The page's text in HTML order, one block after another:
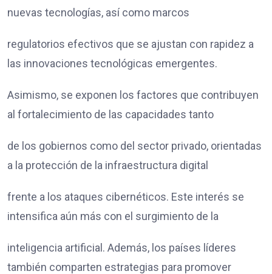
nuevas tecnologías, así como marcos
regulatorios efectivos que se ajustan con rapidez a
las innovaciones tecnológicas emergentes.
Asimismo, se exponen los factores que contribuyen
al fortalecimiento de las capacidades tanto
de los gobiernos como del sector privado, orientadas
a la protección de la infraestructura digital
frente a los ataques cibernéticos. Este interés se
intensifica aún más con el surgimiento de la
inteligencia artificial. Además, los países líderes
también comparten estrategias para promover